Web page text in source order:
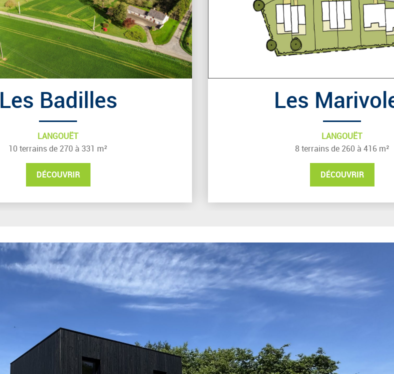
Les Badilles
LANGOUËT
10 terrains de 270 à 331 m²
DÉCOUVRIR
Les
LANGOUËT
8 terrains de 260 à 416 m²
DÉCOUVRIR